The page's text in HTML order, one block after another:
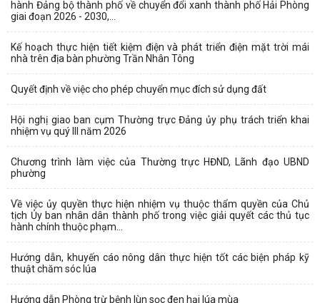
hành Đảng bộ thành phố về chuyển đổi xanh thành phố Hải Phòng
giai đoạn 2026 - 2030,...
Kế hoạch thực hiện tiết kiệm điện và phát triển điện mặt trời mái
nhà trên địa bàn phường Trần Nhân Tông
Quyết định về việc cho phép chuyển mục đích sử dụng đất
Hội nghị giao ban cụm Thường trực Đảng ủy phụ trách triển khai
nhiệm vụ quý III năm 2026
Chương trình làm việc của Thường trực HĐND, Lãnh đạo UBND
phường
Về việc ủy quyền thực hiện nhiệm vụ thuộc thẩm quyền của Chủ
tịch Ủy ban nhân dân thành phố trong việc giải quyết các thủ tục
hành chính thuộc phạm...
Hướng dẫn, khuyến cáo nông dân thực hiện tốt các biện pháp kỹ
thuật chăm sóc lúa
Hướng dẫn Phòng trừ bệnh lùn sọc đen hại lúa mùa